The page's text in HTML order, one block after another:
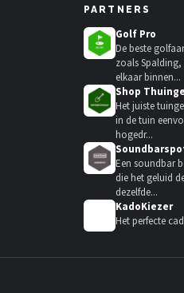
PARTNERS
Golf Pro
De beste
zoals
elkaar binnen...
Shop
Het juiste
in de tuin
hogedr...
Een soundbar
die het geluid
dezelfde...
KadoKiezer
Het perfecte